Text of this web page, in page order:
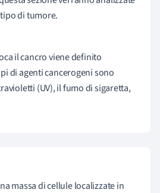
di tumore.
il cancro viene definito
di agenti cancerogeni sono
(UV), il fumo di sigaretta,
massa di cellule localizzate in